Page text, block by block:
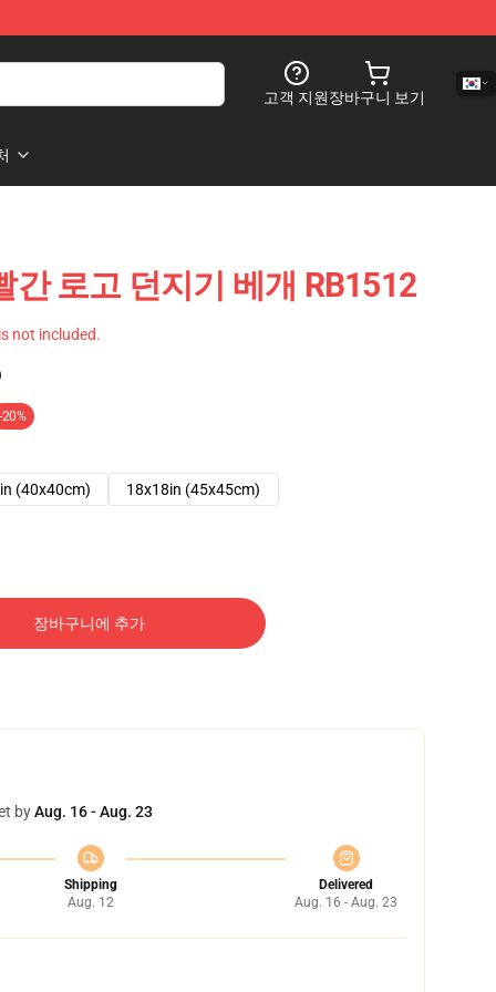
고객 지원장바구니 보기
간 로고 던지기 베개 RB1512
not included.
-20%
(40x40cm) 18x18in (45x45cm)
장바구니에 추가
byAug. 16 - Aug. 23
Shipping
Aug. 12
Delivered
Aug. 16 - Aug. 23